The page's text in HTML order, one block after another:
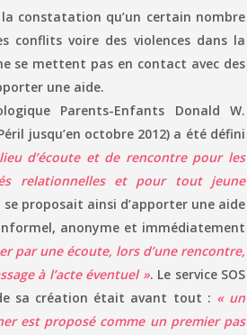
la constatation qu’un certain nombre
conflits voire des violences dans la
se mettent pas en contact avec des
une aide.
Parents-Enfants Donald W.
jusqu’en octobre 2012) a été défini
d’écoute et de rencontre pour les
relationnelles et pour tout jeune
se proposait ainsi d’apporter une aide
anonyme et immédiatement
par une écoute, lors d’une rencontre,
à l’acte éventuel ». Le service SOS
sa création était avant tout : « un
est proposé comme un premier pas